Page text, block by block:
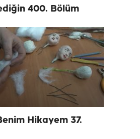
400. Bölüm
Hikayem 37.